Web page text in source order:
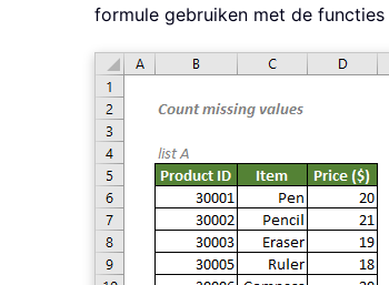
formule gebruiken met de functies